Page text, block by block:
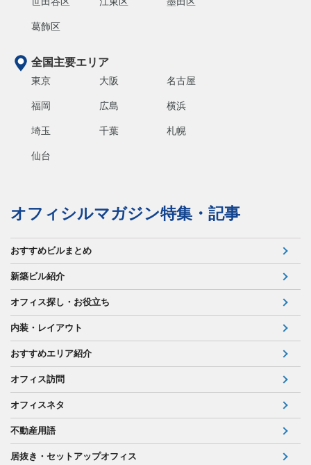
葛飾区
全国主要エリア
東京 大阪 名古屋
福岡 広島 横浜
埼玉 千葉 札幌
仙台
オフィシルマガジン特集・記事
おすすめビルまとめ
新築ビル紹介
オフィス探し・お役立ち
内装・レイアウト
おすすめエリア紹介
オフィス訪問
オフィスネタ
不動産用語
居抜き・セットアップオフィス